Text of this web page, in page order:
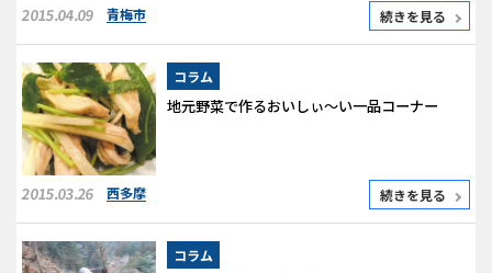
2015.04.09 青梅市 続きを見る
コラム
地元野菜で作るおいしぃ～い一品コーナー
2015.03.26 西多摩 続きを見る
コラム